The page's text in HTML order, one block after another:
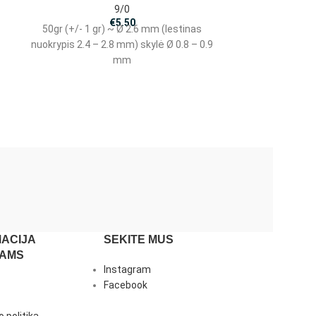
9/0
€5.50
50gr (+/- 1 gr) ~ Ø 2.6 mm (lestinas
nuokrypis 2.4 – 2.8 mm) skylė Ø 0.8 – 0.9
mm
SEKITE MUS
Instagram
Facebook